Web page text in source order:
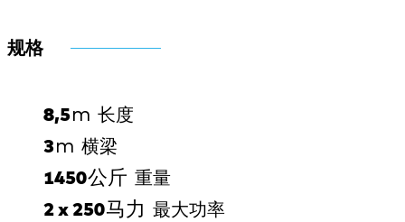
规格
8,5m 长度
3m 横梁
1450公斤 重量
2 x 250马力 最大功率